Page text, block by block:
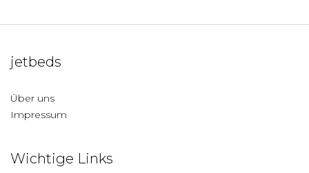
jetbeds
Über uns
Impressum
Wichtige Links